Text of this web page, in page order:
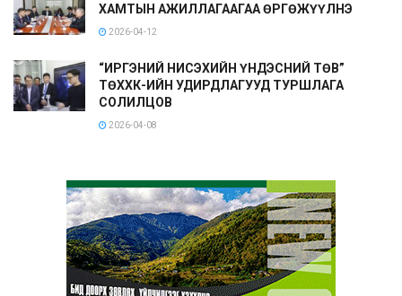
ХАМТЫН АЖИЛЛАГААГАА ӨРГӨЖҮҮЛНЭ
2026-04-12
“ИРГЭНИЙ НИСЭХИЙН ҮНДЭСНИЙ ТӨВ”
ТӨХХК-ИЙН УДИРДЛАГУУД ТУРШЛАГА
СОЛИЛЦОВ
2026-04-08